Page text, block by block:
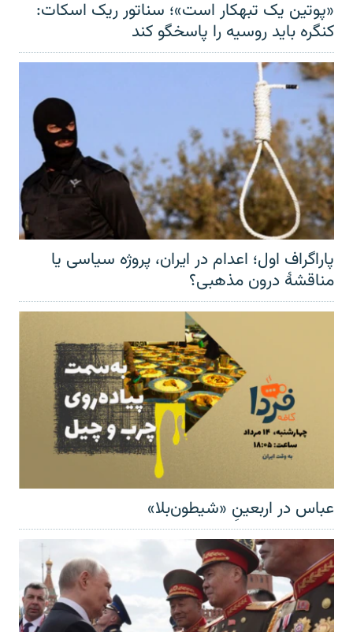
«پوتین یک تبهکار است»؛ سناتور ریک اسکات:
کنگره باید روسیه را پاسخگو کند
پاراگراف اول؛ اعدام در ایران، پروژه سیاسی یا
مناقشهٔ درون مذهبی؟
عباس در اربعینِ «شیطون‌بلا»